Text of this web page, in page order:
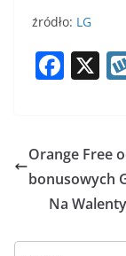
źródło: LG
F
e
b
o
o
X
Orange Free
bonusowych
Na